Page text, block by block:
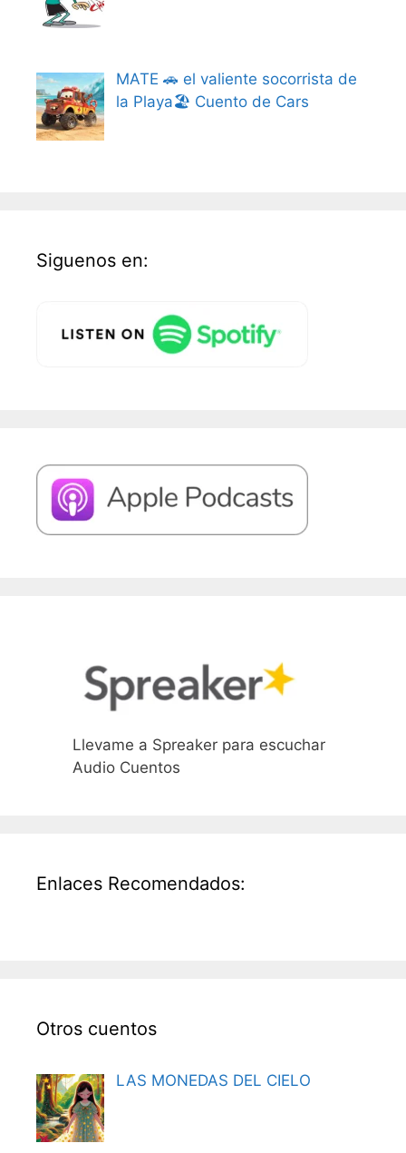
MATE 🚗 el valiente socorrista de
la Playa🏖️ Cuento de Cars
Siguenos en:
Llevame a Spreaker para escuchar
Audio Cuentos
Enlaces Recomendados:
Otros cuentos
LAS MONEDAS DEL CIELO